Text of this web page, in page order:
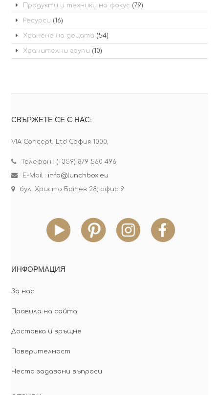
Продукти и техники на фокус (79)
Ресурси (16)
Хранене на децата (54)
Хранителни групи (10)
СВЪРЖЕТЕ СЕ С НАС:
VIA Concept, Ltd София 1000,
Телефон : (+359) 879 560 496
E-Mail : info@lunchbox.eu
бул. Христо Ботев 28, офис 9
ИНФОРМАЦИЯ
За нас
Правила на сайта
Доставка и връщне
Поверителност
Често задавани въпроси